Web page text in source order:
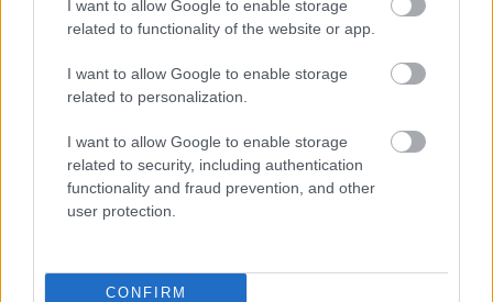
I want to allow Google to enable storage
related to functionality of the website or app.
I want to allow Google to enable storage
related to personalization.
I want to allow Google to enable storage
related to security, including authentication
functionality and fraud prevention, and other
user protection.
CONFIRM
Az Eventex Awards a világ egyik legismertebb
nemzetközi event- és élménymarketing díja, amely
minden évben a legkiemelkedőbb rendezvényeket és
innovatív kezdeményezéseket jutalmazza
világszerte.